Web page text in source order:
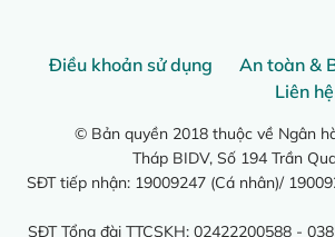
Điều khoản sử dụng An toàn &
Liên
© Bản quyền 2018 thuộc về Ngân
Tháp BIDV, Số 194 Trần
SĐT tiếp nhận: 19009247 (Cá nhân)/
SĐT Tổng đài TTCSKH: 02422200588 -